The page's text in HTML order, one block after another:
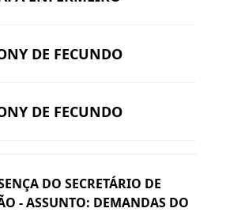
DE FECUNDO
DE FECUNDO
DO SECRETÁRIO DE
- ASSUNTO: DEMANDAS DO